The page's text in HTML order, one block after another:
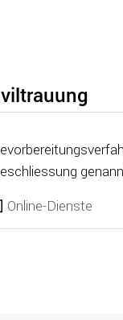
Die administrative Vorbereitung der Trauung wird
Online-Dienste